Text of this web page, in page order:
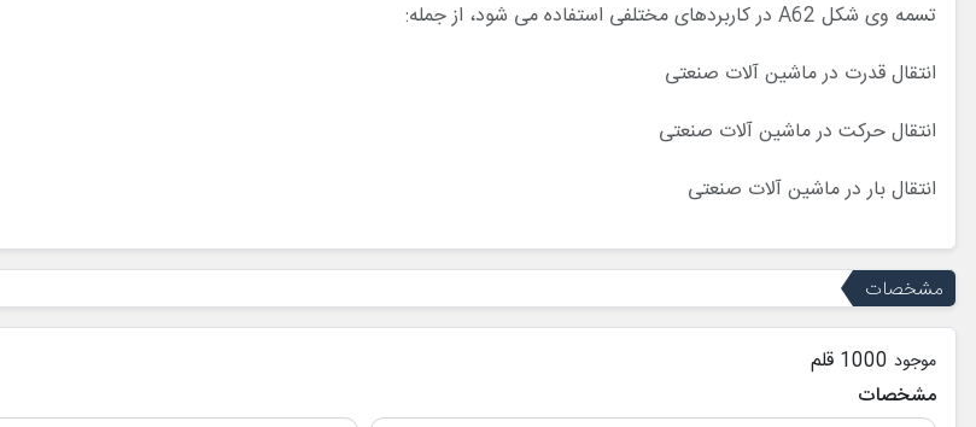
تسمه وی شکل A62 در کاربردهای مختلفی استفاده می شود، از جمله:
انتقال قدرت در ماشین آلات صنعتی
انتقال حرکت در ماشین آلات صنعتی
انتقال بار در ماشین آلات صنعتی
مشخصات
موجود 1000 قلم
مشخصات